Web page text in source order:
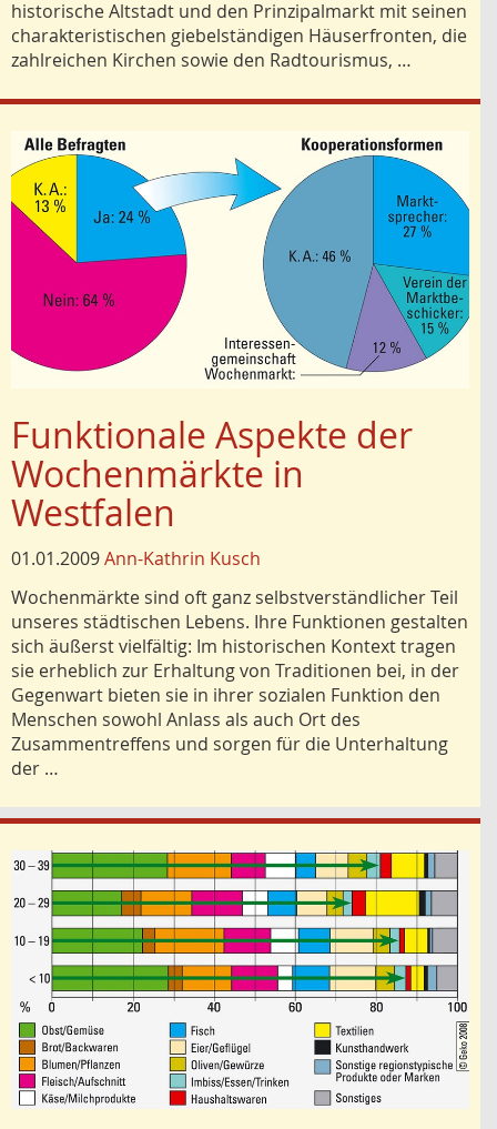
historische Altstadt und den Prinzipalmarkt mit seinen
charakteristischen giebelständigen Häuserfronten, die
zahlreichen Kirchen sowie den Radtourismus, …
Funktionale Aspekte der
Wochenmärkte in
Westfalen
01.01.2009Ann-Kathrin Kusch
Wochenmärkte sind oft ganz selbstverständlicher Teil
unseres städtischen Lebens. Ihre Funktionen gestalten
sich äußerst vielfältig: Im historischen Kontext tragen
sie erheblich zur Erhaltung von Traditionen bei, in der
Gegenwart bieten sie in ihrer sozialen Funktion den
Menschen sowohl Anlass als auch Ort des
Zusammentreffens und sorgen für die Unterhaltung
der …